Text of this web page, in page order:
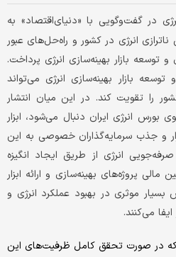
در گفت‏‏‌وگویی با «دنیای‌اقتصاد» به
انرژی در کشور و راه‏‏‌حل‏‏‌های عبور
و توسعه بازار بهینه‏‏‌سازی انرژی پرداخت.
بازار بهینه‏‏‌سازی انرژی می‏‏‌تواند
را تقویت ‌کند. در این میان انتشار
انرژی ایران دنبال می‌شود، ابزار
و جذب سرمایه‌گذاران خصوصی به این
انرژی از طریق ایجاد انگیزه
مالی پروژه‏‏‌های بهینه‏‏‌سازی و ارائه ابزار
موثری در بهبود عملکرد انرژی و
می‌کنند.
که در صورت تحقق کامل ظرفیت‌‌‌های این